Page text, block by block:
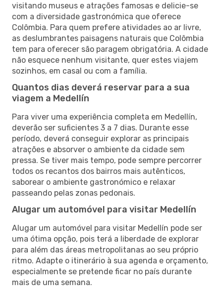
visitando museus e atrações famosas e delicie-se
com a diversidade gastronómica que oferece
Colômbia. Para quem prefere atividades ao ar livre,
as deslumbrantes paisagens naturais que Colômbia
tem para oferecer são paragem obrigatória. A cidade
não esquece nenhum visitante, quer estes viajem
sozinhos, em casal ou com a família.
Quantos dias deverá reservar para a sua
viagem a Medellín
Para viver uma experiência completa em Medellín,
deverão ser suficientes 3 a 7 dias. Durante esse
período, deverá conseguir explorar as principais
atrações e absorver o ambiente da cidade sem
pressa. Se tiver mais tempo, pode sempre percorrer
todos os recantos dos bairros mais autênticos,
saborear o ambiente gastronómico e relaxar
passeando pelas zonas pedonais.
Alugar um automóvel para visitar Medellín
Alugar um automóvel para visitar Medellín pode ser
uma ótima opção, pois terá a liberdade de explorar
para além das áreas metropolitanas ao seu próprio
ritmo. Adapte o itinerário à sua agenda e orçamento,
especialmente se pretende ficar no país durante
mais de uma semana.